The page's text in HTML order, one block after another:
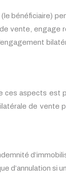
bénéficiaire)
vente,
aspects est
de vente
d’annulation si